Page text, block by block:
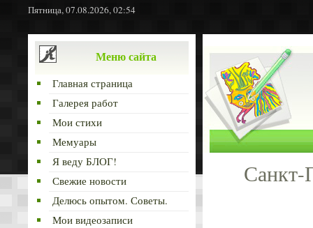
Пятница, 07.08.2026, 02:54
Меню сайта
Главная страница
Галерея работ
Мои стихи
Мемуары
Я веду БЛОГ!
Свежие новости
Делюсь опытом. Советы.
Мои видеозаписи
Санкт-